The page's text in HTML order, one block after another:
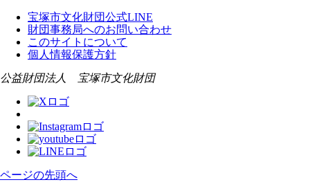
宝塚市文化財団公式LINE
財団事務局へのお問い合わせ
このサイトについて
個人情報保護方針
公益財団法人 宝塚市文化財団
ページの先頭へ